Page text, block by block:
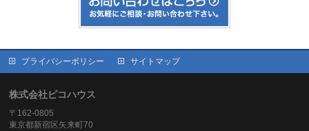
プライバシーポリシー サイトマップ
株式会社ピコハウス
〒162-0805
東京都新宿区矢来町70